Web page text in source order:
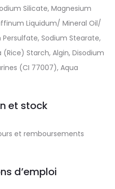
Silicate, Magnesium
Liquidum/ Mineral Oil/
Sodium Stearate,
Starch, Algin, Disodium
(CI 77007), Aqua
et stock
et remboursements
d’emploi